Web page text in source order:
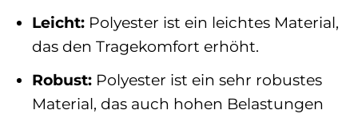
Leicht:Polyester ist ein leichtes Material,
das den Tragekomfort erhöht.
Robust:Polyester ist ein sehr robustes
Material, das auch hohen Belastungen